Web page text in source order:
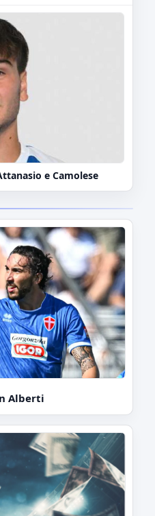
e Camolese
Alberti